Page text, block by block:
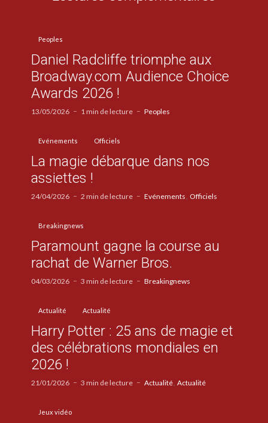
Peoples
Daniel Radcliffe triomphe aux
Broadway.com Audience Choice
Awards 2026 !
13/05/2026 1 min de lecture Peoples
Evénements Officiels
La magie débarque dans nos
assiettes !
24/04/2026 2 min de lecture Evénements Officiels
Breakingnews
Paramount gagne la course au
rachat de Warner Bros.
04/03/2026 3 min de lecture Breakingnews
Actualité Actualité
Harry Potter : 25 ans de magie et
des célébrations mondiales en
2026 !
21/01/2026 3 min de lecture Actualité Actualité
Jeux vidéo